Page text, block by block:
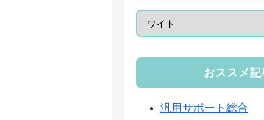
おススメ記
汎用サポート総合